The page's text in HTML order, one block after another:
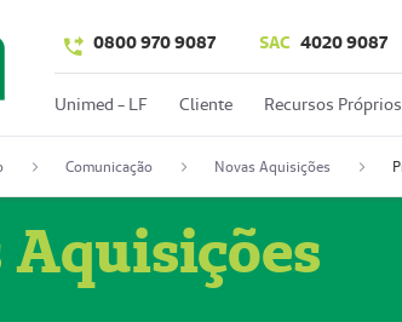
0800 970 9087 SAC 4020 9087
Unimed - LF Cliente Recursos Próprios
Comunicação Novas Aquisições
Aquisições